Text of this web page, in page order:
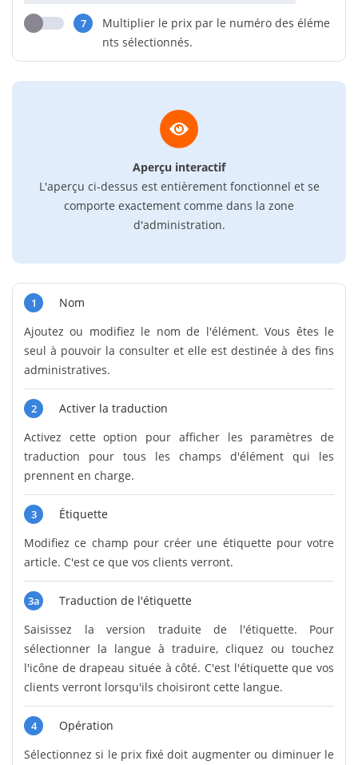
7
Multiplier le prix par le numéro des éléme
nts sélectionnés.
Aperçu interactif
L'aperçu ci-dessus est entièrement fonctionnel et se
comporte exactement comme dans la zone
d'administration.
1
Nom
Ajoutez ou modifiez le nom de l'élément. Vous êtes le
seul à pouvoir la consulter et elle est destinée à des fins
administratives.
2
Activer la traduction
Activez cette option pour afficher les paramètres de
traduction pour tous les champs d'élément qui les
prennent en charge.
3
Étiquette
Modifiez ce champ pour créer une étiquette pour votre
article. C'est ce que vos clients verront.
3a
Traduction de l'étiquette
Saisissez la version traduite de l'étiquette. Pour
sélectionner la langue à traduire, cliquez ou touchez
l'icône de drapeau située à côté. C'est l'étiquette que vos
clients verront lorsqu'ils choisiront cette langue.
4
Opération
Sélectionnez si le prix fixé doit augmenter ou diminuer le